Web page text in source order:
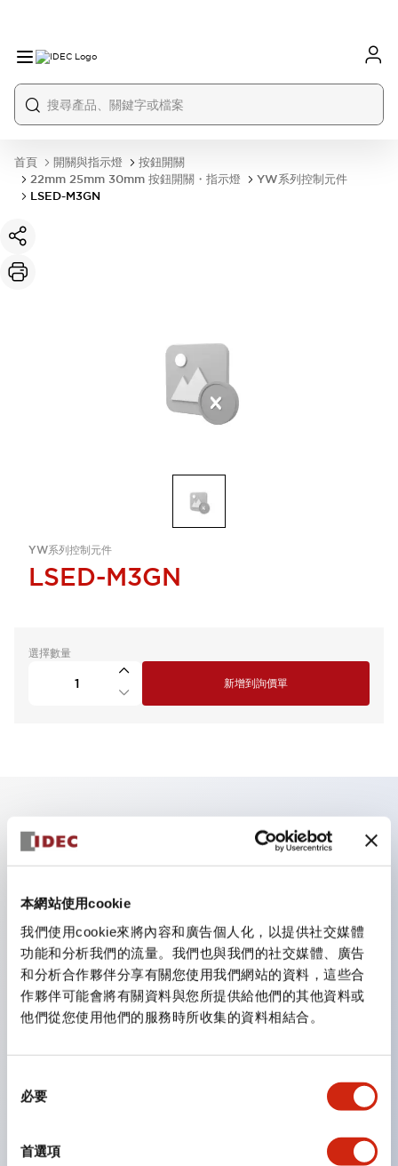
本網站使用cookie
我們使用cookie來將內容和廣告個人化，以提供社交媒體
功能和分析我們的流量。我們也與我們的社交媒體、廣告
和分析合作夥伴分享有關您使用我們網站的資料，這些合
作夥伴可能會將有關資料與您所提供給他們的其他資料或
他們從您使用他們的服務時所收集的資料相結合。
必要
首選項
首頁 開關與指示燈
按鈕開關
22mm 25mm 30mm 按鈕開關・指示燈
YW系列控制元件
LSED-M3GN
YW系列控制元件
LSED-M3GN
選擇數量
新增到詢價單
主要特點
保護等級為 IP20(IEC60529)（面板前為IP65）。
組合式接點塊使安裝和拆卸更加方便。
樹脂框型，金屬框型。
另具備鑰匙選擇開關，一體型指示燈，機種豐富！
備有符合國際標準的緊急停止開關。備有照明與非照明
（IEC60947-5-5 6.2）。
性。